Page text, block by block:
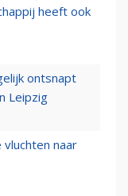
heeft ook
ontsnapt
Leipzig
naar